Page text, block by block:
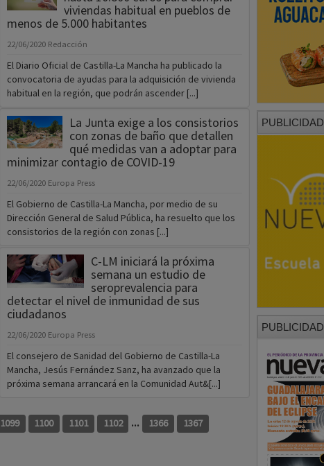
viviendas habitual en pueblos de
menos de 5.000 habitantes
22/06/2020 Redacción
El Diario Oficial de Castilla-La Mancha ha publicado la
convocatoria de ayudas para la adquisición de vivienda
habitual en la región, que podrán ascender [...]
La Junta exige a los consistorios
con zonas de baño que detallen
qué medidas van a adoptar para
minimizar contagio de COVID-19
22/06/2020 Europa Press
El Gobierno de Castilla-La Mancha, por medio de su
Dirección General de Salud Pública, ha resuelto que los
consistorios de la región con zonas [...]
C-LM iniciará la próxima
semana un estudio de
seroprevalencia para
detectar el nivel de inmunidad de sus
ciudadanos
22/06/2020 Europa Press
El consejero de Sanidad del Gobierno de Castilla-La
Mancha, Jesús Fernández Sanz, ha avanzado que la
próxima semana arrancará en la Comunidad Aut&[...]
1099 1100 1101 1102 ... 1366
1367
PUBLICIDAD
PUBLICIDAD